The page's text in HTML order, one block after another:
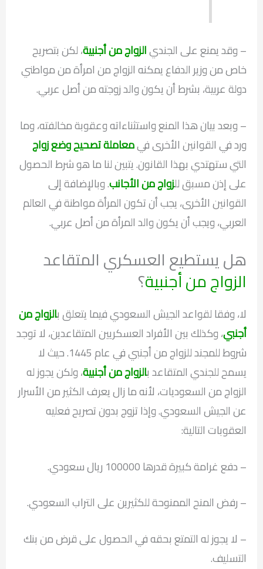
– وقد يمنع على الجنديالزواج من أجنبية، لكن بتصريح
خاص من وزير الدفاع يمكنه الزواج من امرأة من مواطني
دولة عربية، بشرط أن يكون والد زوجته من أصل عربي.
– وبعد بيان هذا المنع واستثناءاته وعقوبة مخالفته، وما
ورد في القوانين الأخرى فيمعاملة تصحيح وضع زواج
التي ستهتدي بهذا القانون. يتبين لنا ما هو شرط الحصول
على إذن مسبق للزواج من الأجانب. وبالإضافة إلى
القوانين الأخرى، يجب أن تكون المرأة مواطنة في العالم
العربي، ويجب أن يكون والد المرأة من أصل عربي.
هل يستطيع العسكري المتقاعد
الزواج من أجنبية؟
لا، وفقا لقواعد الجيش السعودي فيما يتعلق بالزواج من
أجنبي، وكذلك بين الأفراد العسكريين المتقاعدين، لا توجد
شروط للمجند للزواج من أجنبي في عام 1445. حيث لا
يسمح للجندي المتقاعد بالزواج من أجنبية، ولكن يجوز له
الزواج من السعوديات، لأنه ما زال يعرف الكثير من الأسرار
عن الجيش السعودي. وإذا تزوج بدون تصريح فعليه
العقوبات التالية:
– دفع غرامة كبيرة قدرها 100000 ريال سعودي.
– رفض المنح الممنوحة للكثيرين على التراب السعودي.
– لا يجوز له التمتع بحقه في الحصول على قرض من بنك
التسليف.